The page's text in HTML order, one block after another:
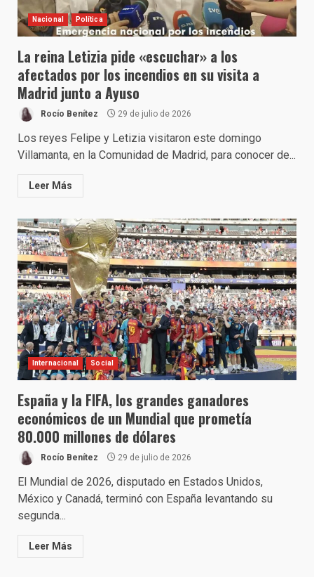
Nacional Política
La reina Letizia pide «escuchar» a los
afectados por los incendios en su visita a
Madrid junto a Ayuso
Rocío Benítez 29 de julio de 2026
Los reyes Felipe y Letizia visitaron este domingo
Villamanta, en la Comunidad de Madrid, para conocer de...
Leer Más
Internacional Social
España y la FIFA, los grandes ganadores
económicos de un Mundial que prometía
80.000 millones de dólares
Rocío Benítez 29 de julio de 2026
El Mundial de 2026, disputado en Estados Unidos,
México y Canadá, terminó con España levantando su
segunda...
Leer Más